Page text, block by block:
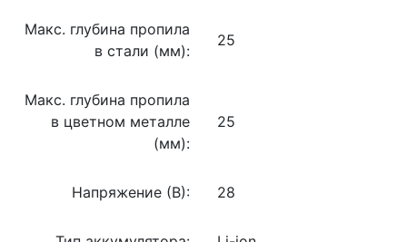
Макс. глубина пропила
в стали (мм):
25
Макс. глубина пропила
в цветном металле
(мм):
25
Напряжение (В): 28